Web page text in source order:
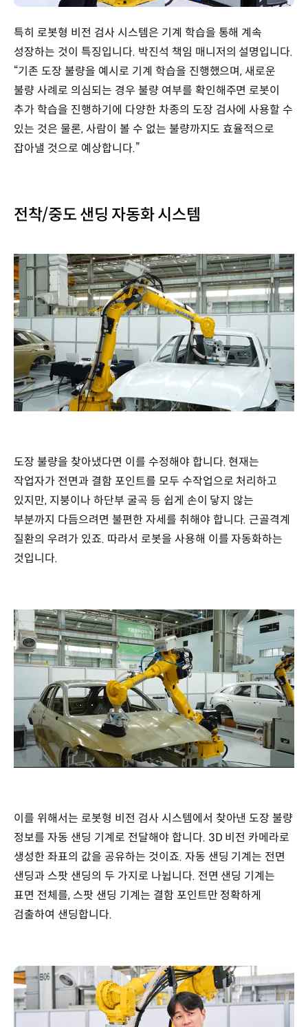
특히 로봇형 비전 검사 시스템은 기계 학습을 통해 계속
성장하는 것이 특징입니다. 박진석 책임 매니저의 설명입니다.
“기존 도장 불량을 예시로 기계 학습을 진행했으며, 새로운
불량 사례로 의심되는 경우 불량 여부를 확인해주면 로봇이
추가 학습을 진행하기에 다양한 차종의 도장 검사에 사용할 수
있는 것은 물론, 사람이 볼 수 없는 불량까지도 효율적으로
잡아낼 것으로 예상합니다.”
전착/중도 샌딩 자동화 시스템
/
도장 불량을 찾아냈다면 이를 수정해야 합니다. 현재는
작업자가 전면과 결함 포인트를 모두 수작업으로 처리하고
있지만, 지붕이나 하단부 굴곡 등 쉽게 손이 닿지 않는
부분까지 다듬으려면 불편한 자세를 취해야 합니다. 근골격계
질환의 우려가 있죠. 따라서 로봇을 사용해 이를 자동화하는
것입니다.
이를 위해서는 로봇형 비전 검사 시스템에서 찾아낸 도장 불량
정보를 자동 샌딩 기계로 전달해야 합니다. 3D 비전 카메라로
생성한 좌표의 값을 공유하는 것이죠. 자동 샌딩 기계는 전면
샌딩과 스팟 샌딩의 두 가지로 나뉩니다. 전면 샌딩 기계는
표면 전체를, 스팟 샌딩 기계는 결함 포인트만 정확하게
검출하여 샌딩합니다.